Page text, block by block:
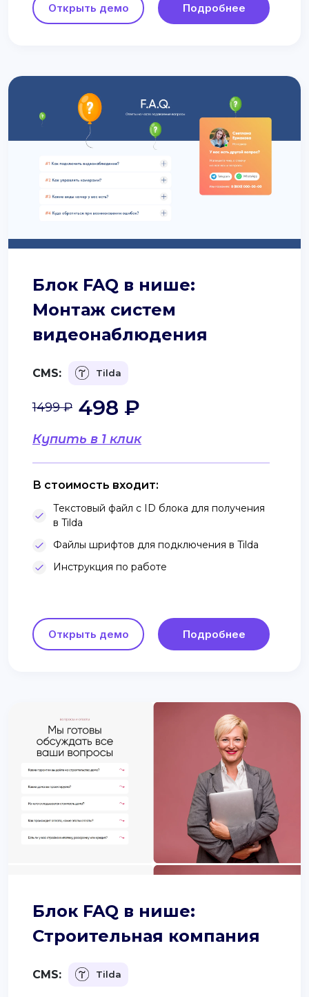
Открыть демо Подробнее
Блок FAQ в нише:
Монтаж систем
видеонаблюдения
CMS: Tilda
Купить в 1 клик
1499 ₽ 498 ₽
В стоимость входит:
Текстовый файл с ID блока для получения
в Tilda
Файлы шрифтов для подключения в Tilda
Инструкция по работе
Открыть демо Подробнее
Блок FAQ в нише:
Строительная компания
CMS: Tilda